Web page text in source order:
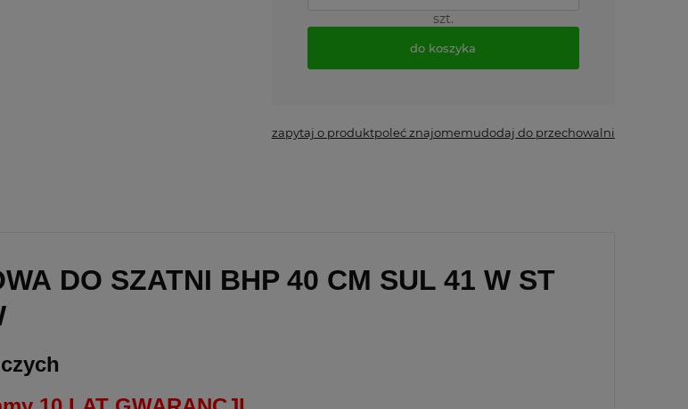
szt.
do koszyka
zapytaj o produktpoleć znajomemudodaj do przechowalni
DO SZATNI BHP 40 CM SUL 41 W ST